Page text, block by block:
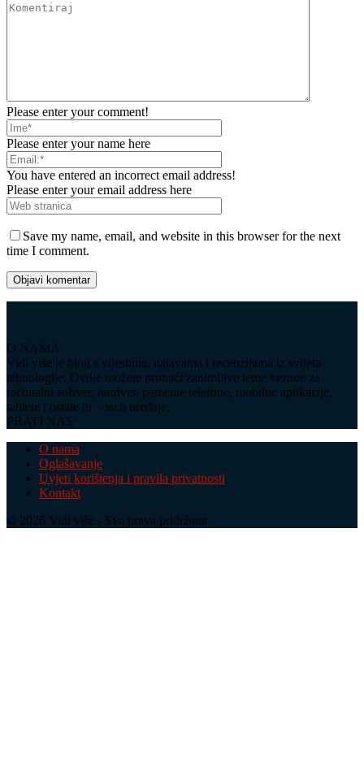
Please enter your comment!
Please enter your name here
You have entered an incorrect email address!
Please enter your email address here
Save my name, email, and website in this browser for the next
time I comment.
O NAMA
Vidi više je blog s vijestima, najavama i recenzijama iz svijeta
tehnologije. Ovdje možete pronaći zanimljive teme vezane za
računalni softver, hardver, pametne telefone, mobilne aplikacije,
tablete i ostale hi – tech uređaje.
PRATI NAS
O nama
Oglašavanje
Uvjeti korištenja i pravila privatnosti
Kontakt
© 2026 Vidi više - Sva prava pridržana